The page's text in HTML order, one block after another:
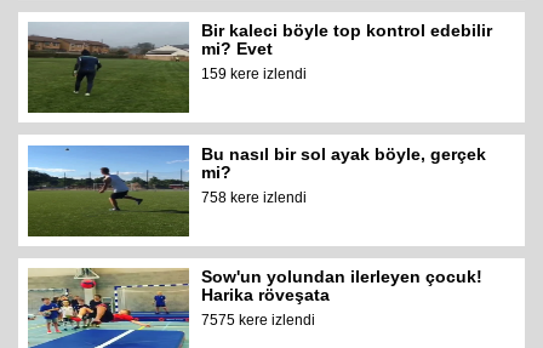
Bir kaleci böyle top kontrol edebilir
mi? Evet
159 kere izlendi
Bu nasıl bir sol ayak böyle, gerçek
mi?
758 kere izlendi
Sow'un yolundan ilerleyen çocuk!
Harika röveşata
7575 kere izlendi